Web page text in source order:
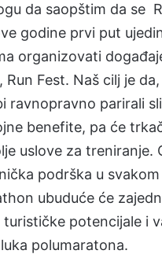
da saopštim da se
godine prvi put
organizovati
Run Fest. Naš cilj je
ravnopravno parirali
benefite, pa će
uslove za treniranje.
podrška u
ubuduće će
potencijale i
polumaratona.